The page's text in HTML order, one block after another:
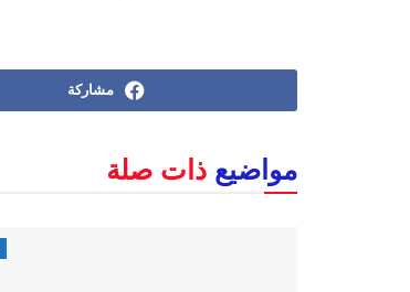
مشاركة
مواضيع ذات صلة